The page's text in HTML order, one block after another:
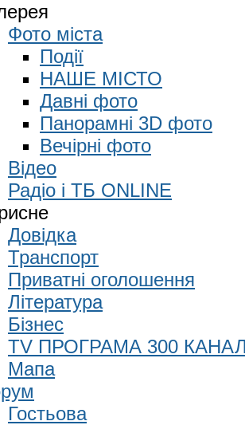
Фото міста
Події
НАШЕ МІСТО
Давні фото
Панорамні 3D фото
Вечірні фото
Відео
Радіо і ТБ ONLINE
Довідка
Транспорт
Приватні оголошення
Література
Бізнес
TV ПРОГРАМА 300
Мапа
Гостьова